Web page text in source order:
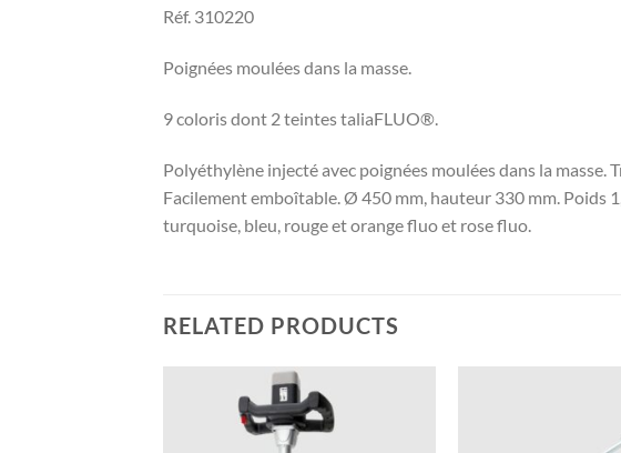
Réf. 310220
Poignées moulées dans la masse.
9 coloris dont 2 teintes taliaFLUO®.
Polyéthylène injecté avec poignées moulées dans la masse.
Facilement emboîtable. Ø 450 mm, hauteur 330 mm. Poids
turquoise, bleu, rouge et orange fluo et rose fluo.
RELATED PRODUCTS